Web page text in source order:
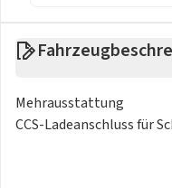
Mehrausstattung
CCS-Ladeanschluss für